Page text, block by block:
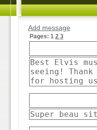
Add message
Pages: 1 2 3
Best Elvis
seeing! Thank
for hosting us
Super beau